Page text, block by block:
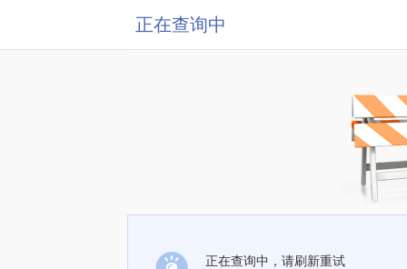
正在查询中
正在查询中，请刷新重试